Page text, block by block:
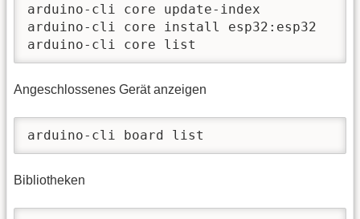
arduino-cli core update-index
arduino-cli core install esp32:esp32
arduino-cli core list
Angeschlossenes Gerät anzeigen
arduino-cli board list
Bibliotheken